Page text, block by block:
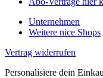
Unternehmen
Weitere nice Shops
Vertrag widerrufen
Personalisiere dein